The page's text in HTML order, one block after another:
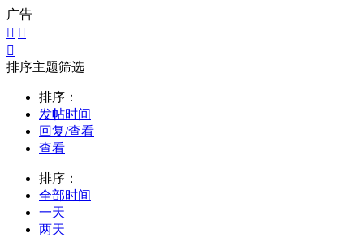
广告
 

排序主题筛选
排序：
发帖时间
回复/查看
查看
排序：
全部时间
一天
两天